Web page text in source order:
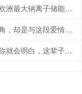
鼎信天下 取代电网储能！宁德时代拿下欧洲最大钠离子储能系统：使用寿命高达30年
创赢盘 隐秘的花儿，开在杂草丛生的一角，却是与这段爱情毫不相干的路人
红领金服 当你老了，无依无靠的时候，你就会明白，这辈子最亲的，除了父母儿女，伴侣和知己，还有自己身上的这4种能力